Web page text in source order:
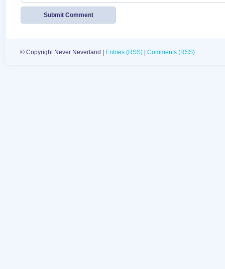
© Copyright Never Neverland | Entries (RSS) Comments (RSS)